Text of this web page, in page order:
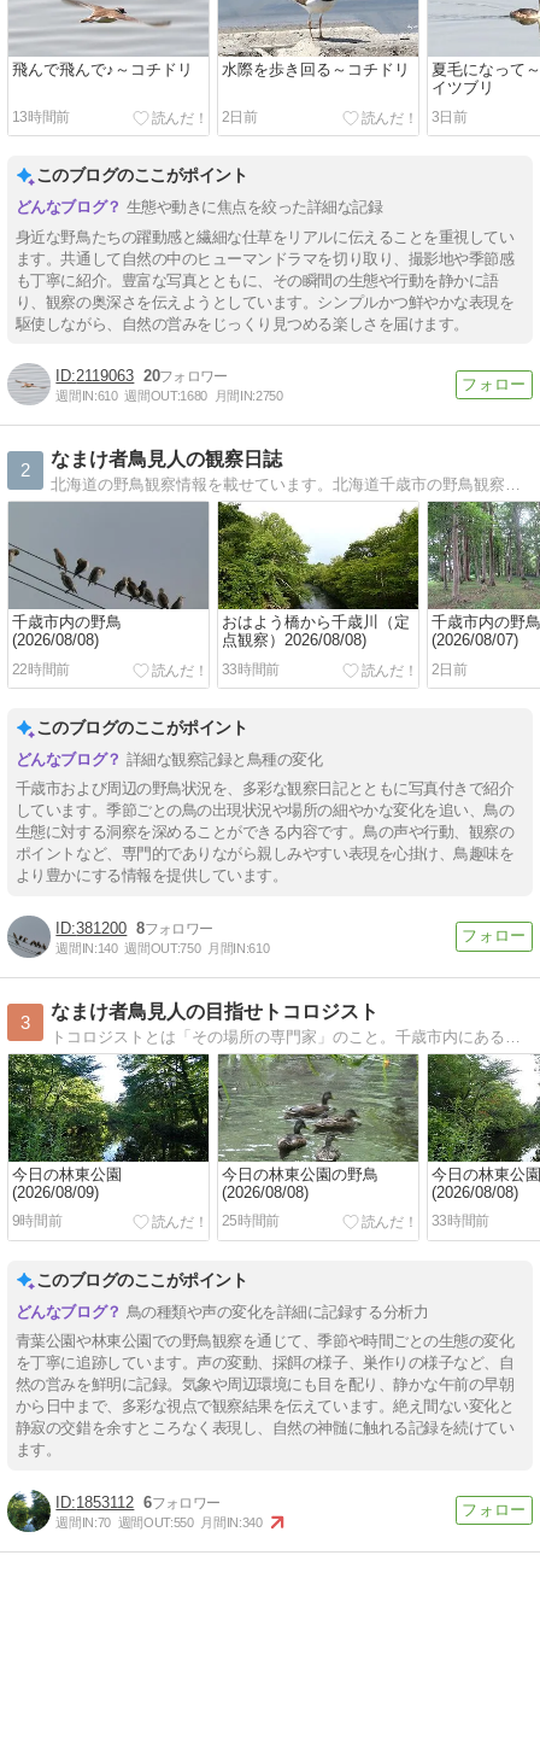
飛んで飛んで♪～コチドリ
13時間前
水際を歩き回る～コチドリ
2日前
夏毛になって
イツブリ
3日前
このブログのここがポイント
生態や動きに焦点を絞った詳細な記録
身近な野鳥たちの躍動感と繊細な仕草をリアルに伝えることを重視してい
ます。共通して自然の中のヒューマンドラマを切り取り、撮影地や季節感
も丁寧に紹介。豊富な写真とともに、その瞬間の生態や行動を静かに語
り、観察の奥深さを伝えようとしています。シンプルかつ鮮やかな表現を
駆使しながら、自然の営みをじっくり見つめる楽しさを届けます。
2119063 20
週間IN:610 週間OUT:1680 月間IN:2750
2
なまけ者鳥見人の観察日誌
北海道の野鳥観察情報を載せています。北海道千歳市の野鳥観察情報を中心に自然観察に関して紹介しています。
千歳市内の野鳥
(2026/08/08)
22時間前
おはよう橋から千歳川（定
点観察）2026/08/08)
33時間前
千歳市内の野鳥
(2026/08/07)
2日前
このブログのここがポイント
詳細な観察記録と鳥種の変化
千歳市および周辺の野鳥状況を、多彩な観察日記とともに写真付きで紹介
しています。季節ごとの鳥の出現状況や場所の細やかな変化を追い、鳥の
生態に対する洞察を深めることができる内容です。鳥の声や行動、観察の
ポイントなど、専門的でありながら親しみやすい表現を心掛け、鳥趣味を
より豊かにする情報を提供しています。
381200 8
週間IN:140 週間OUT:750 月間IN:610
3
なまけ者鳥見人の目指せトコロジスト
トコロジストとは「その場所の専門家」のこと。千歳市内にある青葉公園でトコロジストをこっそり目指します。その青葉公園と隣接する林東公園の記録と情報です。
今日の林東公園
(2026/08/09)
9時間前
今日の林東公園の野鳥
(2026/08/08)
25時間前
今日の林東公園
(2026/08/08)
33時間前
このブログのここがポイント
鳥の種類や声の変化を詳細に記録する分析力
青葉公園や林東公園での野鳥観察を通じて、季節や時間ごとの生態の変化
を丁寧に追跡しています。声の変動、採餌の様子、巣作りの様子など、自
然の営みを鮮明に記録。気象や周辺環境にも目を配り、静かな午前の早朝
から日中まで、多彩な視点で観察結果を伝えています。絶え間ない変化と
静寂の交錯を余すところなく表現し、自然の神髄に触れる記録を続けてい
ます。
1853112 6
週間IN:70 週間OUT:550 月間IN:340